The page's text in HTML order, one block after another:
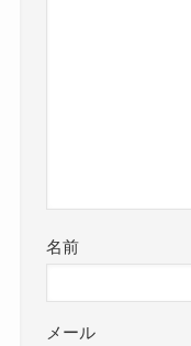
名前
メール